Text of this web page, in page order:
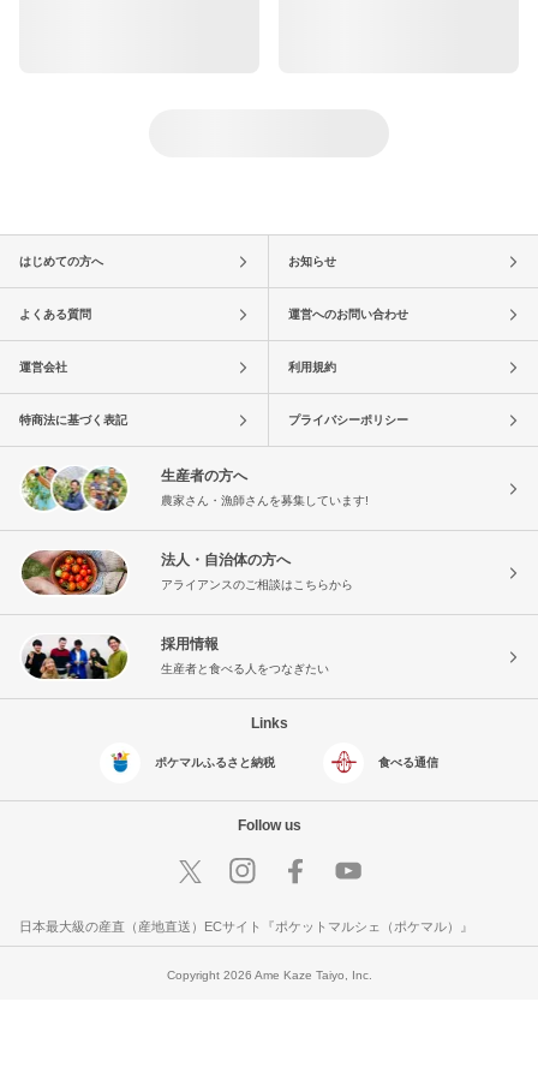
はじめての方へ お知らせ
よくある質問 運営へのお問い合わせ
運営会社 利用規約
特商法に基づく表記 プライバシーポリシー
生産者の方へ
農家さん・漁師さんを募集しています!
法人・自治体の方へ
アライアンスのご相談はこちらから
採用情報
生産者と食べる人をつなぎたい
Links
ポケマルふるさと納税 食べる通信
Follow us
日本最大級の産直（産地直送）ECサイト『ポケットマルシェ（ポケマル）』
Copyright 2026 Ame Kaze Taiyo, Inc.